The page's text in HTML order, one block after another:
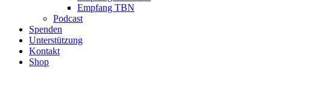
Empfang TBN
Podcast
Spenden
Unterstützung
Kontakt
Shop